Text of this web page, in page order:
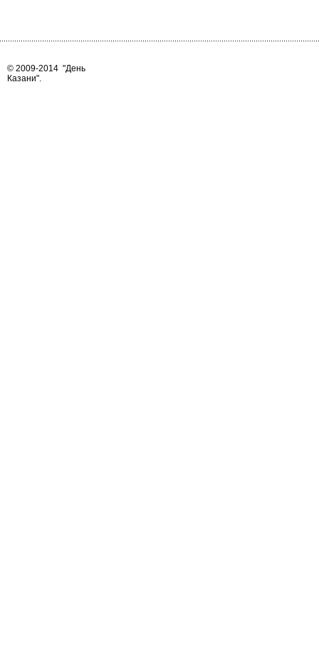
© 2009-2014 "День
Казани".